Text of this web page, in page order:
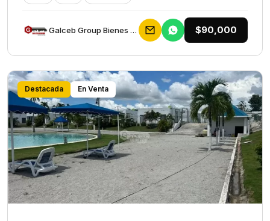
Galceb Group Bienes Raices $90,000
Destacada En Venta